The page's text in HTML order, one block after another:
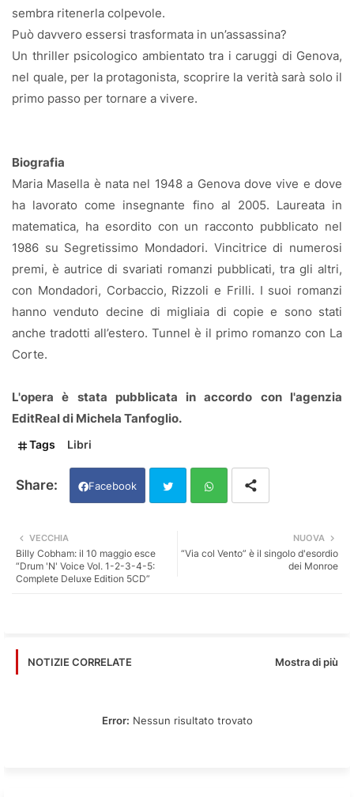
sembra ritenerla colpevole.
Può davvero essersi trasformata in un’assassina?
Un thriller psicologico ambientato tra i caruggi di Genova,
nel quale, per la protagonista, scoprire la verità sarà solo il
primo passo per tornare a vivere.
Biografia
Maria Masella è nata nel 1948 a Genova dove vive e dove
ha lavorato come insegnante fino al 2005. Laureata in
matematica, ha esordito con un racconto pubblicato nel
1986 su Segretissimo Mondadori. Vincitrice di numerosi
premi, è autrice di svariati romanzi pubblicati, tra gli altri,
con Mondadori, Corbaccio, Rizzoli e Frilli. I suoi romanzi
hanno venduto decine di migliaia di copie e sono stati
anche tradotti all’estero. Tunnel è il primo romanzo con La
Corte.
L'opera è stata pubblicata in accordo con l'agenzia
EditReal di Michela Tanfoglio.
Tags Libri
Facebook
ats
NUOVA
“Via col Vento” è il singolo d'esordio
dei Monroe
VECCHIA
Billy Cobham: il 10 maggio esce
“Drum 'N' Voice Vol. 1-2-3-4-5:
Complete Deluxe Edition 5CD”
NOTIZIE CORRELATE Mostra di più
Error: Nessun risultato trovato